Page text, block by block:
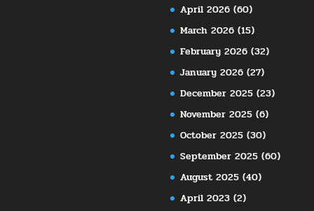
April 2026 (60)
March 2026 (15)
February 2026 (32)
January 2026 (27)
December 2025 (23)
November 2025 (6)
October 2025 (30)
September 2025 (60)
August 2025 (40)
April 2023 (2)